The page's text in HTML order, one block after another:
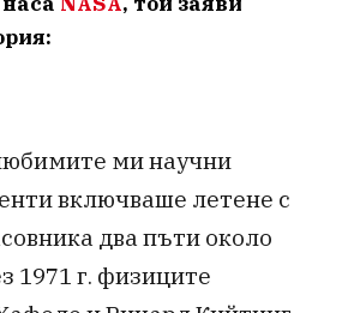
ми научни
включваше летене с
два пъти около
1971 г. физиците